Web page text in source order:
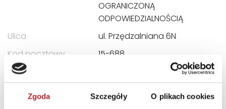
Zgoda Szczegóły O plikach cookies
OGRANICZONĄ
ODPOWIEDZIALNOŚCIĄ
Ulica
ul. Przędzalniana 6N
Kod pocztowy
15-688
Miasto